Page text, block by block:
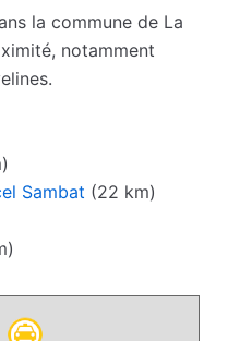
la commune de La
notamment
Sambat (22 km)